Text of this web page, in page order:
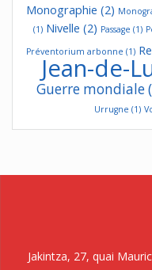
Monographie (2)
(1) Nivelle (2) Passage (1)
Préventorium arbonne (1)
Jean-de-
Guerre mondiale
Urrugne (1)
Jakintza, 27, quai